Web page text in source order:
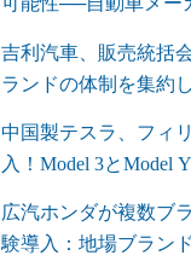
吉利汽車、販売統括
ランドの体制を集約
中国製テスラ、フィ
入！Model 3とModel
広汽ホンダが複数ブ
験導入：地場ブラン